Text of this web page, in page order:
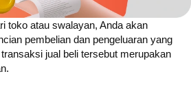
toko atau swalayan, Anda akan
pembelian dan pengeluaran yang
jual beli tersebut merupakan